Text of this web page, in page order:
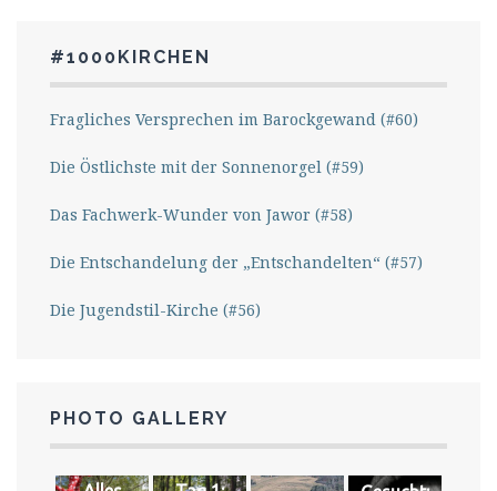
#1000KIRCHEN
Fragliches Versprechen im Barockgewand (#60)
Die Östlichste mit der Sonnenorgel (#59)
Das Fachwerk-Wunder von Jawor (#58)
Die Entschandelung der „Entschandelten“ (#57)
Die Jugendstil-Kirche (#56)
PHOTO GALLERY